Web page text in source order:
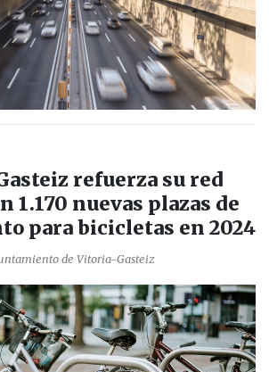
refuerza su red
1.170 nuevas plazas de
para bicicletas en 2024
de Vitoria-Gasteiz